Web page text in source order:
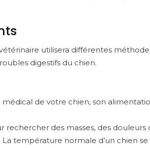
utilisera différentes
digestifs du chien.
de votre chien, son
des masses, des douleurs
température normale d’un chien se